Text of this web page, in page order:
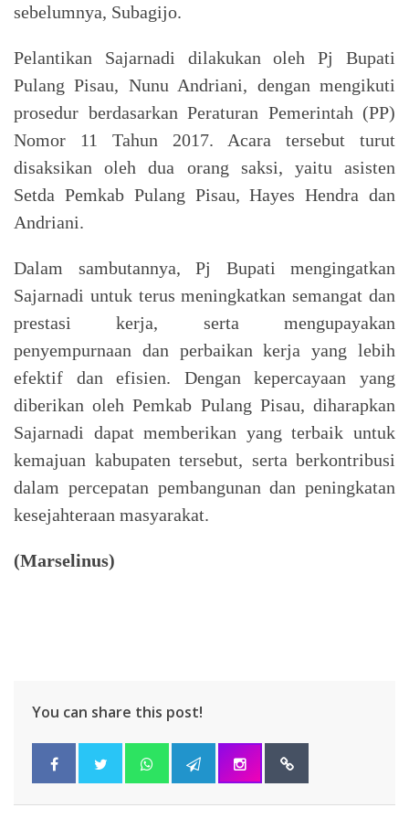
sebelumnya, Subagijo.
Pelantikan Sajarnadi dilakukan oleh Pj Bupati
Pulang Pisau, Nunu Andriani, dengan mengikuti
prosedur berdasarkan Peraturan Pemerintah (PP)
Nomor 11 Tahun 2017. Acara tersebut turut
disaksikan oleh dua orang saksi, yaitu asisten
Setda Pemkab Pulang Pisau, Hayes Hendra dan
Andriani.
Dalam sambutannya, Pj Bupati mengingatkan
Sajarnadi untuk terus meningkatkan semangat dan
prestasi kerja, serta mengupayakan
penyempurnaan dan perbaikan kerja yang lebih
efektif dan efisien. Dengan kepercayaan yang
diberikan oleh Pemkab Pulang Pisau, diharapkan
Sajarnadi dapat memberikan yang terbaik untuk
kemajuan kabupaten tersebut, serta berkontribusi
dalam percepatan pembangunan dan peningkatan
kesejahteraan masyarakat.
(Marselinus)
You can share this post!